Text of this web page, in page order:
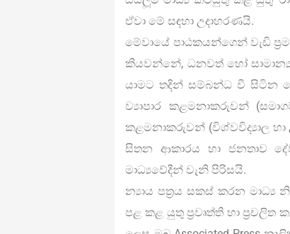
ඒවා මේ සඳහා උදාහරණයි.
මේවායේ පාඨකයන්ගෙන් වැඩි
කියවන්නේ, ධනවත් හෝ
යාමට තදින් සම්බන්ධ වී සිටින
ව්‍යාපාර කළමනාකරුවන්
කළමනාකරුවන් (විශ්වවිද්‍යාල හා
සිතන ආකාරය හා ජනතාව
මාධ්‍යවේදීන් වැනි පිරිසයි.
න්‍යාය පත්‍රය සකස් කරන
පළ කළ යුතු ප්‍රවෘත්ති හා